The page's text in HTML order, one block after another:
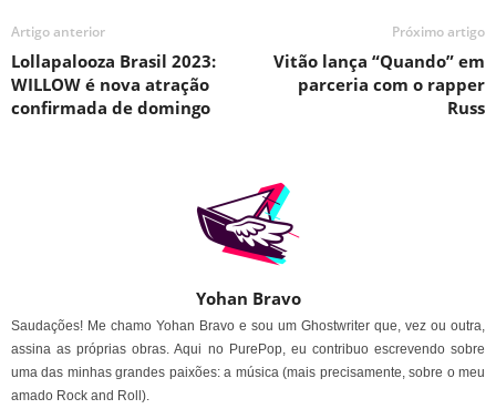
Artigo anterior
Lollapalooza Brasil 2023:
WILLOW é nova atração
confirmada de domingo
Próximo artigo
Vitão lança “Quando” em
parceria com o rapper
Russ
Yohan Bravo
Saudações! Me chamo Yohan Bravo e sou um Ghostwriter que, vez ou outra,
assina as próprias obras. Aqui no PurePop, eu contribuo escrevendo sobre
uma das minhas grandes paixões: a música (mais precisamente, sobre o meu
amado Rock and Roll).